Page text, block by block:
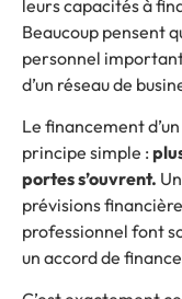
leurs capacités à
Beaucoup pensent
personnel
d’un réseau de
Le financement
principe simple :
portes s’ouvrent.
prévisions
professionnel font
un accord de